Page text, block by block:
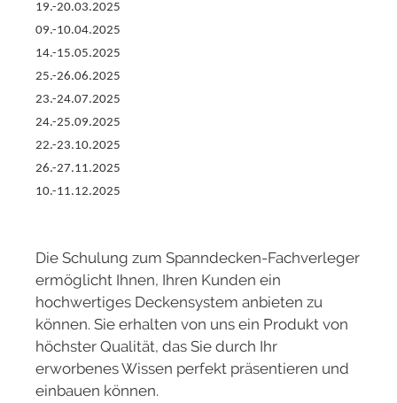
19.-20.03.2025
09.-10.04.2025
14.-15.05.2025
25.-26.06.2025
23.-24.07.2025
24.-25.09.2025
22.-23.10.2025
26.-27.11.2025
10.-11.12.2025
Die Schulung zum Spanndecken-Fachverleger
ermöglicht Ihnen, Ihren Kunden ein
hochwertiges Deckensystem anbieten zu
können. Sie erhalten von uns ein Produkt von
höchster Qualität, das Sie durch Ihr
erworbenes Wissen perfekt präsentieren und
einbauen können.